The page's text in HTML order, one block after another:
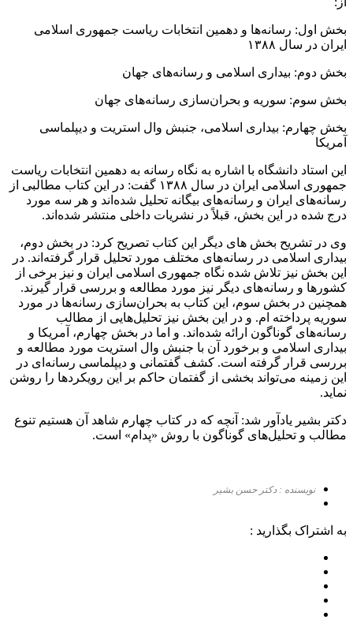
بخش اول: رسانه‌ها و دهمین انتخابات ریاست جمهوری اسلامی
ایران در سال ۱۳۸۸
بخش دوم: بیداری اسلامی و رسانه‌های جهان
بخش سوم: سوریه و بحران‌سازی رسانه‌های جهان
بخش چهارم: بیداری اسلامی، جنبش وال استریت و دیپلماسی
آمریکا
این استاد دانشگاه با اشاره به نگاه رسانه به دهمین انتخابات ریاست
جمهوری اسلامی ایران در سال ۱۳۸۸ گفت: در این کتاب مطالبی از
رسانه‌های ایران و رسانه‌های بیگانه تحلیل شده‌اند‌ و هر سه مورد
درج شده در این بخش، قبلاً در نشریات داخلی منتشر شده‌اند‌.
وی در تشریح بخش های دیگر این کتاب تصریح کرد: در بخش دوم،
بیداری اسلامی در رسانه‌های مختلف مورد تحلیل قرار گرفته‌اند‌. در
این بخش نیز تلاش شده نگاه جمهوری اسلامی ایران و نیز برخی از
کشورها و رسانه‌های دیگر نیز مورد مطالعه و بررسی قرار گیرند‌.
همچنین در بخش سوم، این کتاب به بحران‌سازی رسانه‌ها در مورد
سوریه پرداخته ام. و در این بخش نیز تحلیل‌هایی از مطالب
رسانه‌های گوناگون ارائه شده‌اند‌. و اما در بخش چهارم، آمریکا و
بیداری اسلامی و برخورد آن با جنبش وال استریت مورد مطالعه و
بررسی قرار گرفته است‌. کشف گفتمانی و دیپلماسی رسانه‌ای در
این زمینه می‌تواند بخشی از گفتمان حاکم بر این رویکردها را روشن
نماید‌.
دکتر بشیر یادآور شد: آنچه که در کتاب چهارم شاهد آن هستیم تنوع
مطالب و تحلیل‌های گوناگون با روش «پدام» است‌.
نویسنده : دکتر حسن بشیر
به اشتراک بگذارید :